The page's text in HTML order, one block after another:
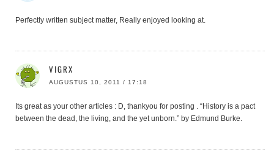
Perfectly written subject matter, Really enjoyed looking at.
VIGRX
AUGUSTUS 10, 2011 / 17:18
Its great as your other articles : D, thankyou for posting . “History is a pact
between the dead, the living, and the yet unborn.” by Edmund Burke.